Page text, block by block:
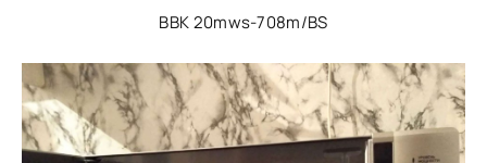
BBK 20mws-708m/BS